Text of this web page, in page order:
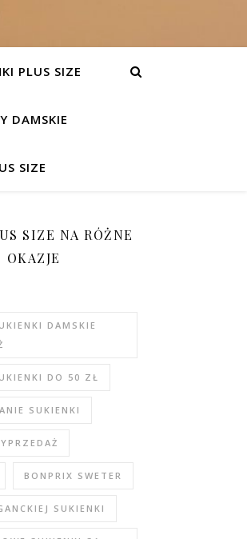
PLUS SIZE
DAMSKIE
SIZE
SIZE NA RÓŻNE
OKAZJE
DAMSKIE
DO 50 ZŁ
SUKIENKI
BONPRIX SWETER
SUKIENKI